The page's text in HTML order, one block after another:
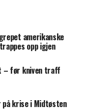
amerikanske
opp igjen
– før kniven traff
på krise i Midtøsten